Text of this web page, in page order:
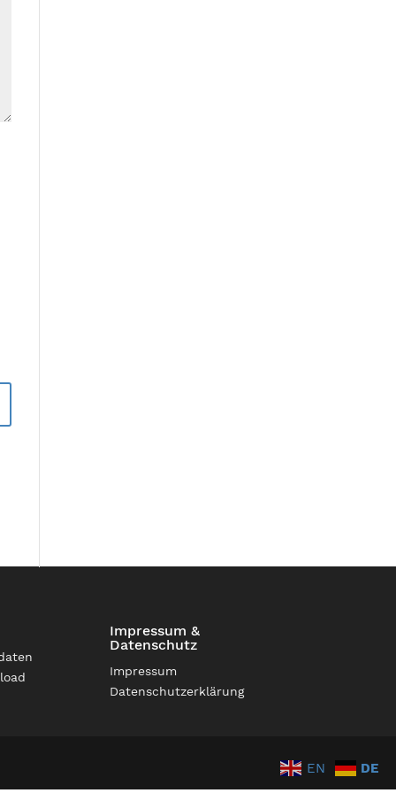
Impressum &
Datenschutz
Impressum
Datenschutzerklärung
EN DE